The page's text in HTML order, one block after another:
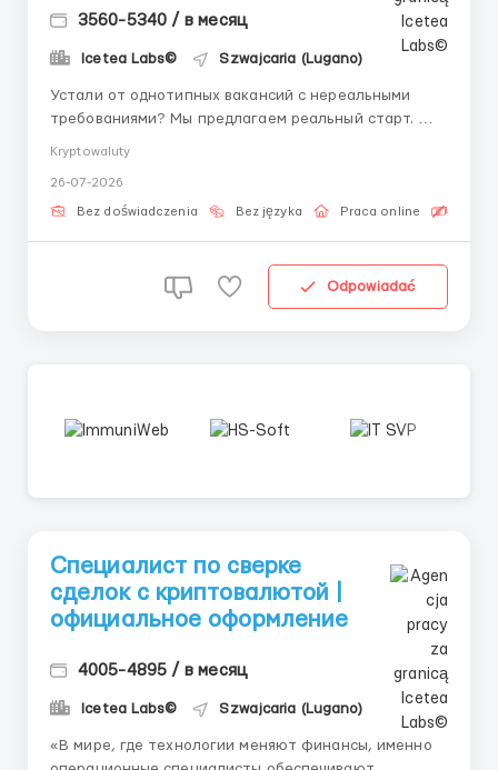
3560-5340 / в месяц
Icetea Labs© Szwajcaria (Lugano)
Устали от однотипных вакансий с нереальными
требованиями? Мы предлагаем реальный старт. 👤
квартал. Для обработки миллионов ежедневных
операций нужны грамотные специалисты. Именно
Kryptowaluty
26-07-2026
Bez doświadczenia Bez języka Praca online
Odpowiadać
Специалист по сверке
сделок с криптовалютой |
официальное оформление
4005-4895 / в месяц
Icetea Labs© Szwajcaria (Lugano)
«В мире, где технологии меняют финансы, именно